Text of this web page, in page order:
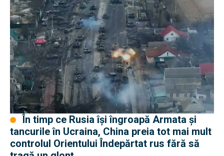
În timp ce Rusia își îngroapă Armata și
tancurile în Ucraina, China preia tot mai mult
controlul Orientului Îndepărtat rus fără să